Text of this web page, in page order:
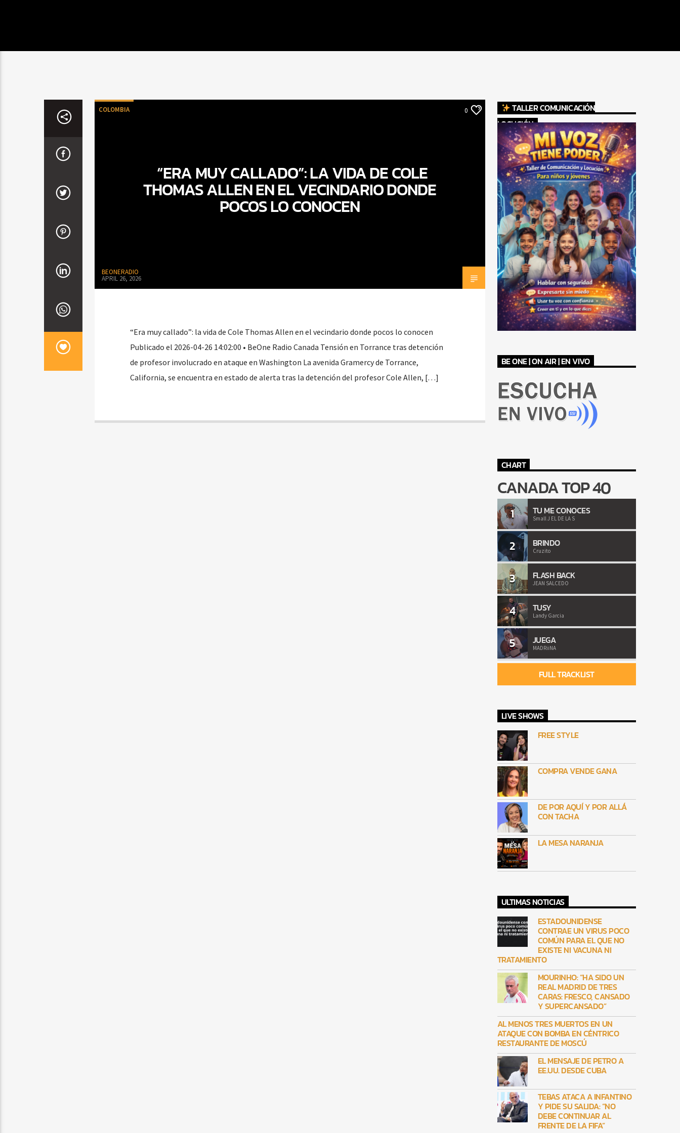
COLOMBIA 0
“ERA MUY CALLADO”: LA VIDA DE COLE
THOMAS ALLEN EN EL VECINDARIO DONDE
POCOS LO CONOCEN
BEONERADIO
APRIL 26, 2026
“Era muy callado”: la vida de Cole Thomas Allen en el vecindario donde pocos lo conocen
Publicado el 2026-04-26 14:02:00 • BeOne Radio Canada Tensión en Torrance tras detención
de profesor involucrado en ataque en Washington La avenida Gramercy de Torrance,
California, se encuentra en estado de alerta tras la detención del profesor Cole Allen, […]
TALLER COMUNICACIÓN
LOCUCIÓN
BE ONE | ON AIR | EN VIVO
CHART
CANADA TOP 40
1 TU ME CONOCES
Small J EL DE LA S
2 BRINDO
Cruzito
3 FLASH BACK
JEAN SALCEDO
4 TUSY
Landy Garcia
5 JUEGA
MADRiiNA
FULL TRACKLIST
LIVE SHOWS
FREE STYLE
COMPRA VENDE GANA
DE POR AQUÍ Y POR ALLÁ
CON TACHA
LA MESA NARANJA
ULTIMAS NOTICIAS
ESTADOUNIDENSE
CONTRAE UN VIRUS POCO
COMÚN PARA EL QUE NO
EXISTE NI VACUNA NI
TRATAMIENTO
MOURINHO: “HA SIDO UN
REAL MADRID DE TRES
CARAS: FRESCO, CANSADO
Y SUPERCANSADO”
AL MENOS TRES MUERTOS EN UN
ATAQUE CON BOMBA EN CÉNTRICO
RESTAURANTE DE MOSCÚ
EL MENSAJE DE PETRO A
EE.UU. DESDE CUBA
TEBAS ATACA A INFANTINO
Y PIDE SU SALIDA: “NO
DEBE CONTINUAR AL
FRENTE DE LA FIFA”